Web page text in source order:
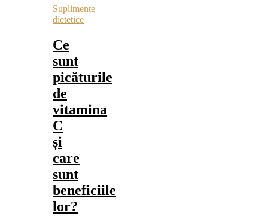
Suplimente
dietetice
Ce
sunt
picăturile
de
vitamina
C
și
care
sunt
beneficiile
lor?